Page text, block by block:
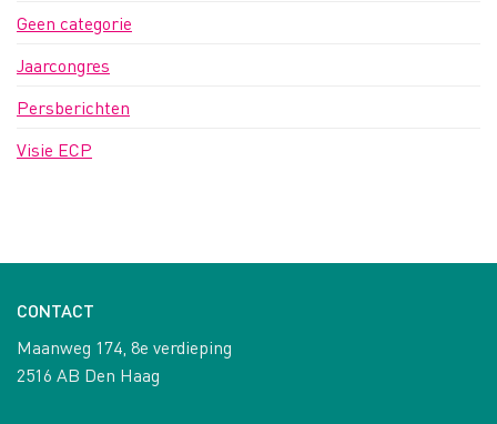
Geen categorie
Jaarcongres
Persberichten
Visie ECP
CONTACT
Maanweg 174, 8e verdieping
2516 AB Den Haag